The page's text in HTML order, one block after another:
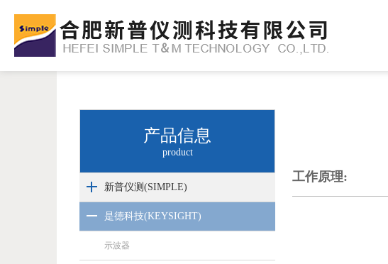
产品信息
product
新普仪测(SIMPLE)
是德科技(KEYSIGHT)
示波器
工作原理: